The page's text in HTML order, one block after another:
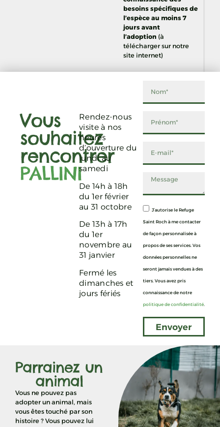
besoins spécifiques de
l’espèce au moins 7
jours avant
l’adoption (à
télécharger sur notre
site internet)
Vous
souhaitez
rencontrer
PALLINI
Rendez-nous
visite à nos
heures
d’ouverture du
lundi au
samedi
De 14h à 18h
du 1er février
au 31 octobre
De 13h à 17h
du 1er
novembre au
31 janvier
Fermé les
dimanches et
jours fériés
J’autorise le Refuge
Saint Roch à me contacter
de façon personnalisée à
propos de ses services. Vos
données personnelles ne
seront jamais vendues à des
tiers. Vous avez pris
connaissance de notre
politique de confidentialité.
Envoyer
Parrainez un
animal
Vous ne pouvez pas
adopter un animal, mais
vous êtes touché par son
histoire ? Vous pouvez lui